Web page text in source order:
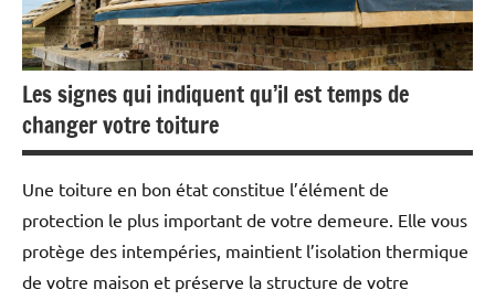
Les signes qui indiquent qu’il est temps de
changer votre toiture
Une toiture en bon état constitue l’élément de
protection le plus important de votre demeure. Elle vous
protège des intempéries, maintient l’isolation thermique
de votre maison et préserve la structure de votre